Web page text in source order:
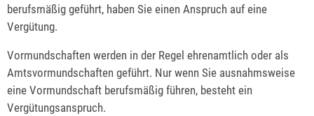
berufsmäßig geführt, haben Sie einen Anspruch auf eine
Vergütung.
Vormundschaften werden in der Regel ehrenamtlich oder als
Amtsvormundschaften geführt. Nur wenn Sie ausnahmsweise
eine Vormundschaft berufsmäßig führen, besteht ein
Vergütungsanspruch.